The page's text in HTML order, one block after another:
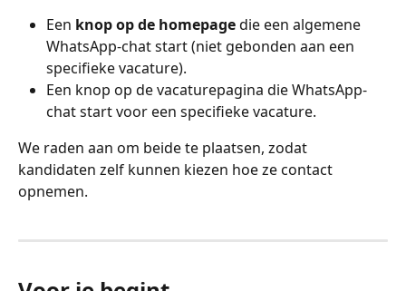
Een knop op de homepage die een algemene
WhatsApp-chat start (niet gebonden aan een
specifieke vacature).
Een knop op de vacaturepagina die WhatsApp-
chat start voor een specifieke vacature.
We raden aan om beide te plaatsen, zodat
kandidaten zelf kunnen kiezen hoe ze contact
opnemen.